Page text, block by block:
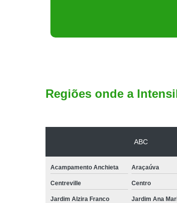
Regiões onde a
ABC
Acampamento Anchieta Araçaúva
Centreville Centro
Jardim Alzira Franco Jardim Ana